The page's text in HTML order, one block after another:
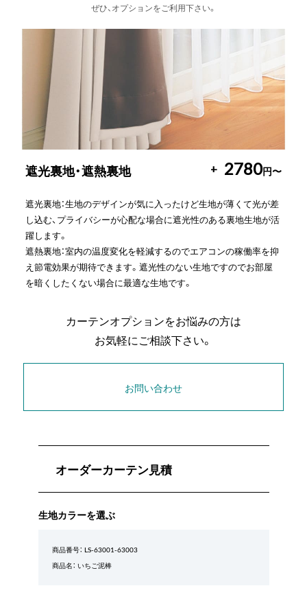
ぜひ、オプションをご利用下さい。
遮光裏地・遮熱裏地 + 2780円〜
遮光裏地：生地のデザインが気に入ったけど生地が薄くて光が差
し込む、プライバシーが心配な場合に遮光性のある裏地生地が活
躍します。
遮熱裏地：室内の温度変化を軽減するのでエアコンの稼働率を抑
え節電効果が期待できます。遮光性のない生地ですのでお部屋
を暗くしたくない場合に最適な生地です。
カーテンオプションをお悩みの方は
お気軽にご相談下さい。
お問い合わせ